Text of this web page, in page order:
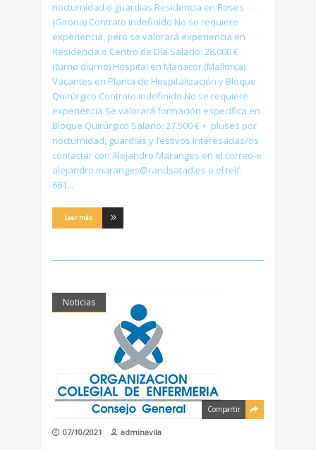
nocturnidad o guardias Residencia en Roses
(Girona) Contrato indefinido No se requiere
experiencia, pero se valorará experiencia en
Residencia o Centro de Día Salario: 28.000 €
(turno diurno) Hospital en Manacor (Mallorca)
Vacantes en Planta de Hospitalización y Bloque
Quirúrgico Contrato indefinido No se requiere
experiencia Se valorará formación específica en
Bloque Quirúrgico Salario: 27.500 € + pluses por
nocturnidad, guardias y festivos Interesadas/os
contactar con Alejandro Maranges en el correo-e
alejandro.maranges@randsatad.es o el telf.
661
Leer más
Noticias
Compartir
07/10/2021 adminavila